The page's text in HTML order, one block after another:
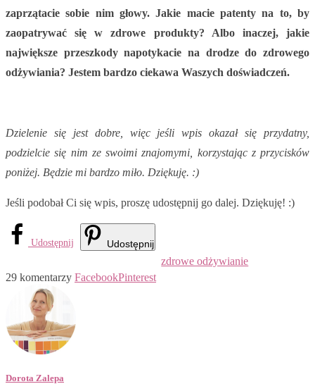
zaprzątacie sobie nim głowy. Jakie macie patenty na to, by
zaopatrywać się w zdrowe produkty? Albo inaczej, jakie
największe przeszkody napotykacie na drodze do zdrowego
odżywiania? Jestem bardzo ciekawa Waszych doświadczeń.
Dzielenie się jest dobre, więc jeśli wpis okazał się przydatny,
podzielcie się nim ze swoimi znajomymi, korzystając z przycisków
poniżej. Będzie mi bardzo miło. Dziękuję. :)
Jeśli podobał Ci się wpis, proszę udostępnij go dalej. Dziękuję! :)
Udostępnij Udostępnij
zdrowe odżywianie
29 komentarzy FacebookPinterest
Dorota Zalepa